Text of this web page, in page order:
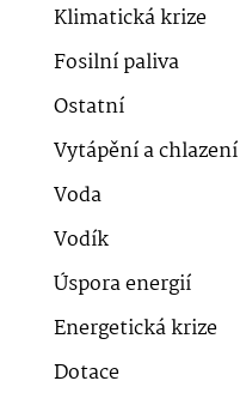
Klimatická krize
Fosilní paliva
Ostatní
Vytápění a chlazení
Voda
Vodík
Úspora energií
Energetická krize
Dotace